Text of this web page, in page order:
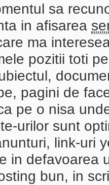
sa
in afisarea
ma
pozitii toti
pagini de
pe o nisa
urilor sunt
link-uri
in defavoarea
bun, in